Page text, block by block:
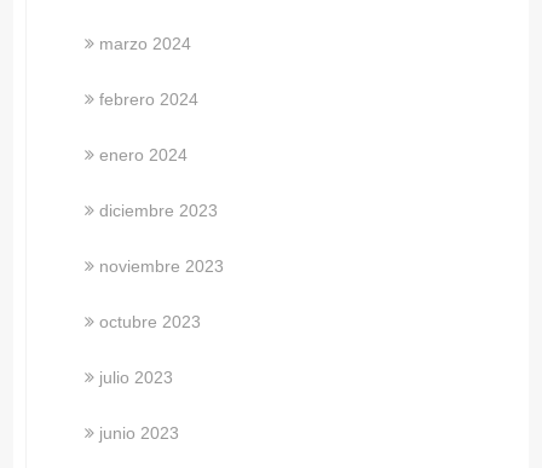
marzo 2024
febrero 2024
enero 2024
diciembre 2023
noviembre 2023
octubre 2023
julio 2023
junio 2023